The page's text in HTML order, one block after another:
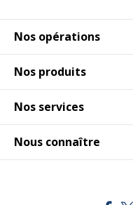
Nos opérations
Nos produits
Nos services
Nous connaître